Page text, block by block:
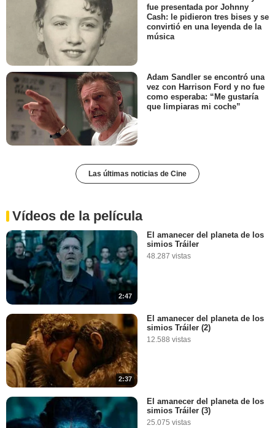
fue presentada por Johnny
Cash: le pidieron tres bises y se
convirtió en una leyenda de la
música
Adam Sandler se encontró una
vez con Harrison Ford y no fue
como esperaba: “Me gustaría
que limpiaras mi coche”
Las últimas noticias de Cine
Vídeos de la película
2:47
El amanecer del planeta de los
simios Tráiler
48.287 vistas
2:37
El amanecer del planeta de los
simios Tráiler (2)
12.588 vistas
El amanecer del planeta de los
simios Tráiler (3)
25.075 vistas